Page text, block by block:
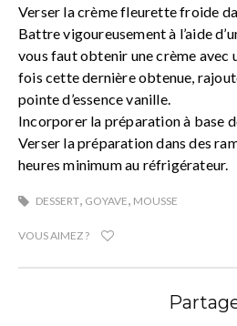
Verser la crème fleurette froide
Battre vigoureusement à l’aide
vous faut obtenir une crème avec
fois cette dernière obtenue,
pointe d’essence vanille.
Incorporer la préparation à base
Verser la préparation dans des
heures minimum au réfrigérateur.
DESSERT, GOYAVE, MOUSSE
VOUS AIMEZ ?